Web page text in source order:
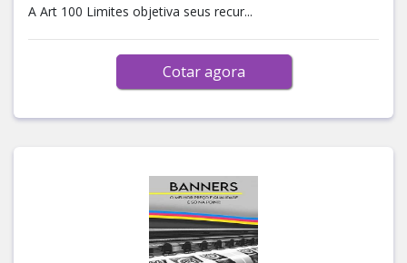
A Art 100 Limites objetiva seus recur...
Cotar agora